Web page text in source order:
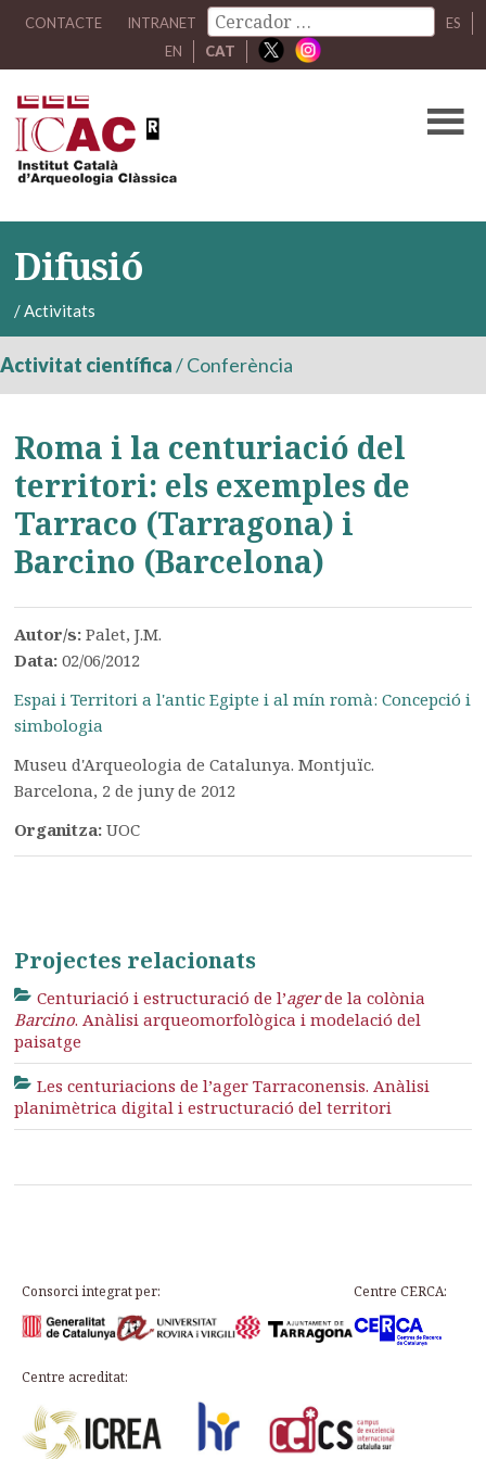
CONTACTE INTRANET
ES
EN
CAT
Difusió
/Activitats
Activitat científica/Conferència
Roma i la centuriació del
territori: els exemples de
Tarraco (Tarragona) i
Barcino (Barcelona)
Autor/s:Palet, J.M.
Data:02/06/2012
Espai i Territori a l'antic Egipte i al mín romà: Concepció i
simbologia
Museu d'Arqueologia de Catalunya. Montjuïc.
Barcelona, 2 de juny de 2012
Organitza:UOC
Projectes relacionats
Centuriació i estructuració de l’agerde la colònia
Barcino. Anàlisi arqueomorfològica i modelació del
paisatge
Les centuriacions de l’ager Tarraconensis. Anàlisi
planimètrica digital i estructuració del territori
Consorci integrat per: Centre CERCA:
Centre acreditat: